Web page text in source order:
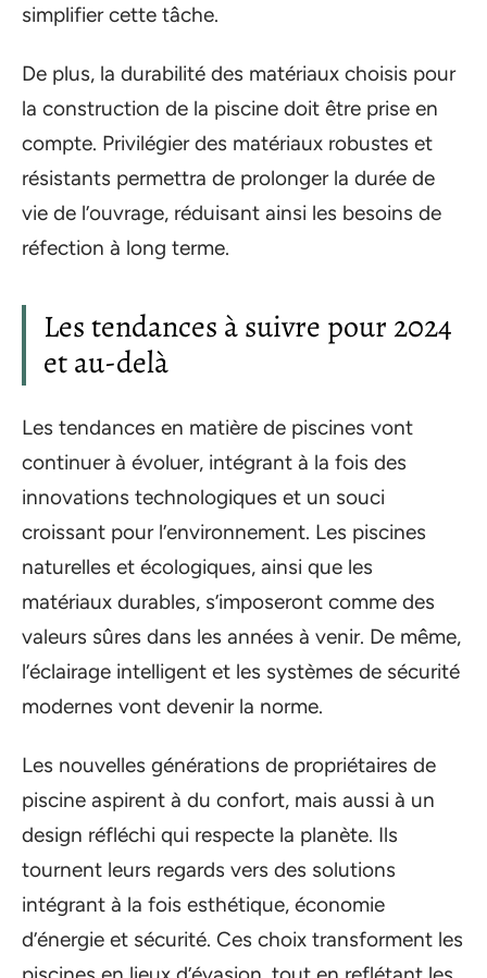
simplifier cette tâche.
De plus, la durabilité des matériaux choisis pour
la construction de la piscine doit être prise en
compte. Privilégier des matériaux robustes et
résistants permettra de prolonger la durée de
vie de l’ouvrage, réduisant ainsi les besoins de
réfection à long terme.
Les tendances à suivre pour 2024
et au-delà
Les tendances en matière de piscines vont
continuer à évoluer, intégrant à la fois des
innovations technologiques et un souci
croissant pour l’environnement. Les piscines
naturelles et écologiques, ainsi que les
matériaux durables, s’imposeront comme des
valeurs sûres dans les années à venir. De même,
l’éclairage intelligent et les systèmes de sécurité
modernes vont devenir la norme.
Les nouvelles générations de propriétaires de
piscine aspirent à du confort, mais aussi à un
design réfléchi qui respecte la planète. Ils
tournent leurs regards vers des solutions
intégrant à la fois esthétique, économie
d’énergie et sécurité. Ces choix transforment les